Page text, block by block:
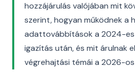
hozzájárulás valójában mit
szerint, hogyan működnek a
adattovábbítások a 2024-es
igazítás után, és mit árulnak
végrehajtási témái a 2026-